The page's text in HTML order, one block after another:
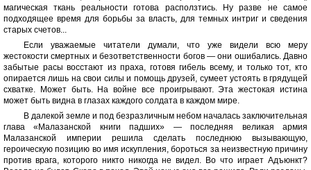
магическая ткань реальности готова расползтись. Ну разве не самое
подходящее время для борьбы за власть, для темных интриг и сведения
старых счетов...
Если уважаемые читатели думали, что уже видели всю меру
жестокости смертных и безответственности богов — они ошибались. Давно
забытые расы восстают из праха, готовя гибель всему, и только тот, кто
опирается лишь на свои силы и помощь друзей, сумеет устоять в грядущей
схватке. Может быть. На войне все проигрывают. Эта жестокая истина
может быть видна в глазах каждого солдата в каждом мире.
В далекой земле и под безразличным небом началась заключительная
глава «Малазанской книги падших» — последняя великая армия
Малазанской империи решила сделать последнюю вызывающую,
героическую позицию во имя искупления, бороться за неизвестную причину
против врага, которого никто никогда не видел. Во что играет Адъюнкт?